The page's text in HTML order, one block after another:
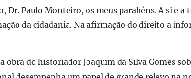
Dr. Paulo Monteiro, os meus parabéns. A si e a
da cidadania. Na afirmação do direito a
obra do historiador Joaquim da Silva Gomes